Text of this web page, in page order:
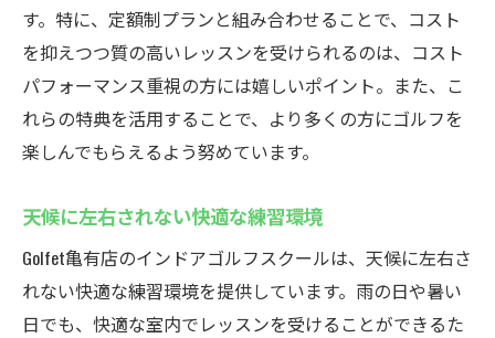
す。特に、定額制プランと組み合わせることで、コスト
を抑えつつ質の高いレッスンを受けられるのは、コスト
パフォーマンス重視の方には嬉しいポイント。また、こ
れらの特典を活用することで、より多くの方にゴルフを
楽しんでもらえるよう努めています。
天候に左右されない快適な練習環境
Golfet亀有店のインドアゴルフスクールは、天候に左右さ
れない快適な練習環境を提供しています。雨の日や暑い
日でも、快適な室内でレッスンを受けることができるた